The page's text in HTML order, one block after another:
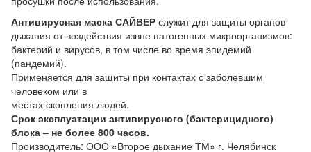
Антивирусная маска САЙВЕР служит для защиты органов
дыхания от воздействия извне патогенных микроорганизмов:
бактерий и вирусов, в том числе во время эпидемий
(пандемий).
Применяется для защиты при контактах с заболевшим
человеком или в
местах скопления людей.
Срок эксплуатации антивирусного (бактерицидного)
блока – не более 800 часов.
Производитель: ООО «Второе дыхание ТМ» г. Челябинск